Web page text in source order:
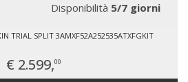
Disponibilità 5/7 giorni
TRIAL SPLIT 3AMXF52A252535ATXFGKIT
€ 2.599,00